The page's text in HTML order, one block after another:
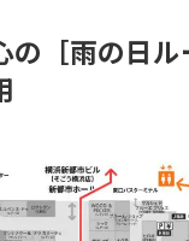
［雨の日ル